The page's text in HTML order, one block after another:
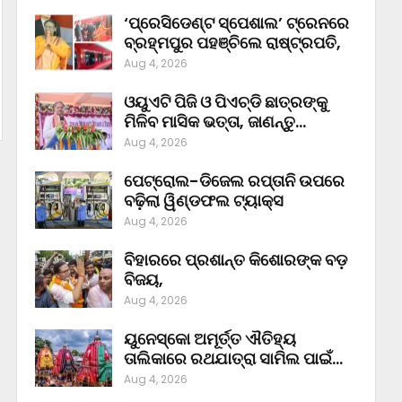
‘ପ୍ରେସିଡେଣ୍ଟ ସ୍ପେଶାଲ’ ଟ୍ରେନରେ
ବ୍ରହ୍ମପୁର ପହଞ୍ଚିଲେ ରାଷ୍ଟ୍ରପତି,
Aug 4, 2026
ଓୟୁଏଟି ପିଜି ଓ ପିଏଚ୍‌ଡି ଛାତ୍ରଙ୍କୁ
ମିଳିବ ମାସିକ ଭତ୍ତା, ଜାଣନ୍ତୁ…
Aug 4, 2026
ପେଟ୍ରୋଲ-ଡିଜେଲ ରପ୍ତାନି ଉପରେ
ବଢ଼ିଲା ୱିଣ୍ଡଫଲ ଟ୍ୟାକ୍ସ
Aug 4, 2026
ବିହାରରେ ପ୍ରଶାନ୍ତ କିଶୋରଙ୍କ ବଡ଼
ବିଜୟ,
Aug 4, 2026
ୟୁନେସ୍କୋ ଅମୂର୍ତ୍ତ ଐତିହ୍ୟ
ତାଲିକାରେ ରଥଯାତ୍ରା ସାମିଲ ପାଇଁ…
Aug 4, 2026